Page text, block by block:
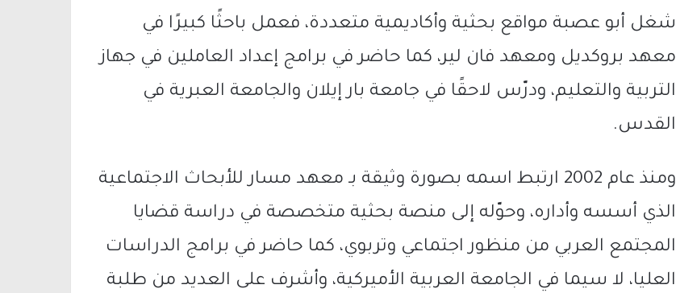
شغل أبو عصبة مواقع بحثية وأكاديمية متعددة، فعمل باحثًا كبيرًا في
معهد بروكديل ومعهد فان لير، كما حاضر في برامج إعداد العاملين في جهاز
التربية والتعليم، ودرّس لاحقًا في جامعة بار إيلان والجامعة العبرية في
القدس.
ومنذ عام 2002 ارتبط اسمه بصورة وثيقة بـ
معهد مسار للأبحاث الاجتماعية
الذي أسسه وأداره، وحوّله إلى منصة بحثية متخصصة في دراسة قضايا
المجتمع العربي من منظور اجتماعي وتربوي، كما حاضر في برامج الدراسات
العليا، لا سيما في الجامعة العربية الأميركية، وأشرف على العديد من طلبة